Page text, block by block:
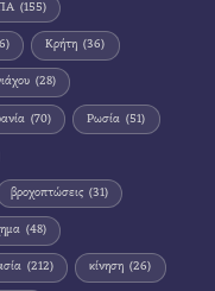
(155)
Κρήτη (36)
(28)
(70) Ρωσία (51)
βροχοπτώσεις (31)
(48)
(212) κίνηση (26)